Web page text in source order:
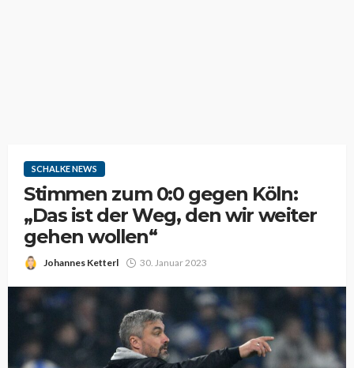
SCHALKE NEWS
Stimmen zum 0:0 gegen Köln:
„Das ist der Weg, den wir weiter
gehen wollen“
Johannes Ketterl 30. Januar 2023